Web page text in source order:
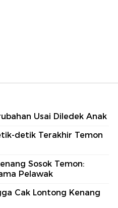
Usai Diledek Anak
detik Terakhir Temon
Sosok Temon:
Pelawak
Cak Lontong Kenang